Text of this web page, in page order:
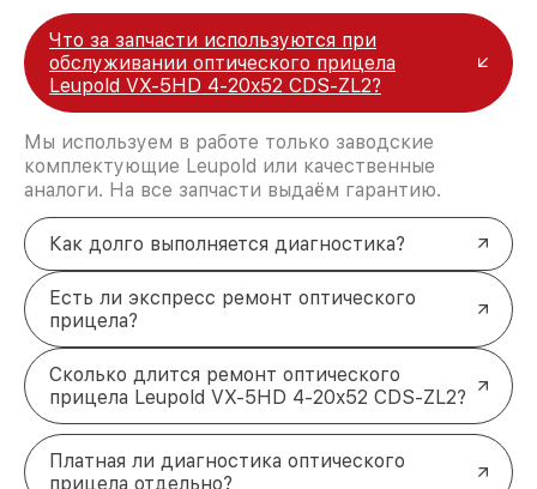
Что за запчасти используются при
обслуживании оптического прицела
Leupold VX-5HD 4-20x52 CDS-ZL2?
Мы используем в работе только заводские
комплектующие Leupold или качественные
аналоги. На все запчасти выдаём гарантию.
Как долго выполняется диагностика?
Есть ли экспресс ремонт оптического
прицела?
Сколько длится ремонт оптического
прицела Leupold VX-5HD 4-20x52 CDS-ZL2?
Платная ли диагностика оптического
прицела отдельно?